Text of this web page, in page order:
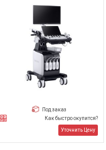
Под заказ
Как быстро окупится?
Уточнить Цену